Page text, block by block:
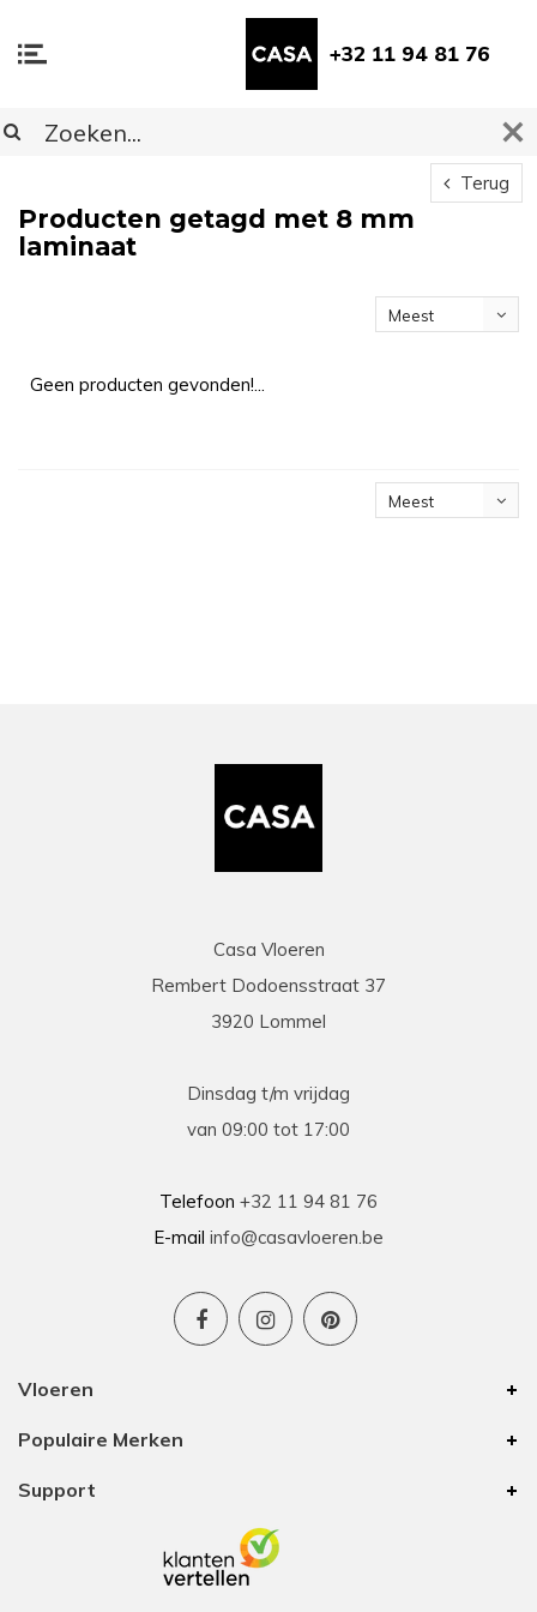
+32 11 94 81 76
Terug
Producten getagd met 8 mm
laminaat
Meest
Geen producten gevonden!...
Meest
Casa Vloeren
Rembert Dodoensstraat 37
3920 Lommel
Dinsdag t/m vrijdag
van 09:00 tot 17:00
Telefoon +32 11 94 81 76
E-mail info@casavloeren.be
Vloeren
Populaire Merken
Support